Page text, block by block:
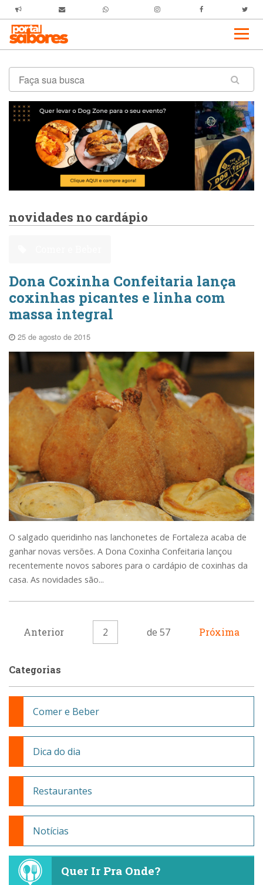
novidades no cardápio
Dona Coxinha Confeitaria lança
coxinhas picantes e linha com
massa integral
25 de agosto de 2015
O salgado queridinho nas lanchonetes de Fortaleza acaba de
ganhar novas versões. A Dona Coxinha Confeitaria lançou
recentemente novos sabores para o cardápio de coxinhas da
casa. As novidades são...
Anterior 2 de 57 Próxima
Categorias
Comer e Beber
Dica do dia
Restaurantes
Notícias
Quer Ir Pra Onde?